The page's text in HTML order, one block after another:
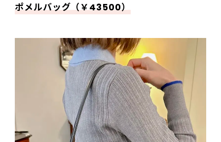
ポメルバッグ（￥43500）